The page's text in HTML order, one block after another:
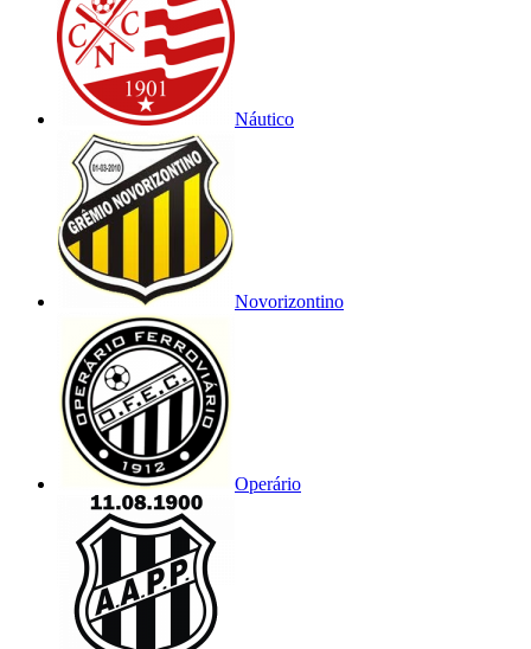
Náutico
Novorizontino
Operário